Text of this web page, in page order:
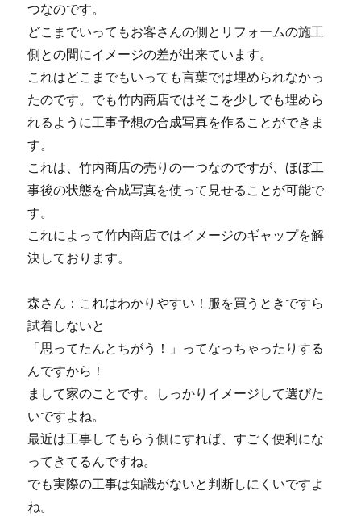
つなのです。
どこまでいってもお客さんの側とリフォームの施工
側との間にイメージの差が出来ています。
これはどこまでもいっても言葉では埋められなかっ
たのです。でも竹内商店ではそこを少しでも埋めら
れるように工事予想の合成写真を作ることができま
す。
これは、竹内商店の売りの一つなのですが、ほぼ工
事後の状態を合成写真を使って見せることが可能で
す。
これによって竹内商店ではイメージのギャップを解
決しております。
森さん：これはわかりやすい！服を買うときですら
試着しないと
「思ってたんとちがう！」ってなっちゃったりする
んですから！
まして家のことです。しっかりイメージして選びた
いですよね。
最近は工事してもらう側にすれば、すごく便利にな
ってきてるんですね。
でも実際の工事は知識がないと判断しにくいですよ
ね。